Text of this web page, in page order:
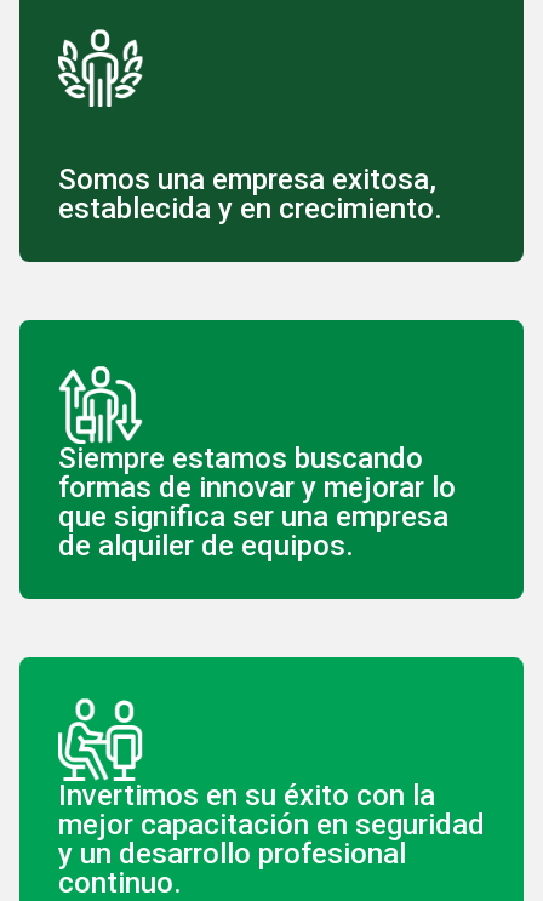
Somos una empresa exitosa,
establecida y en crecimiento.
Siempre estamos buscando
formas de innovar y mejorar lo
que significa ser una empresa
de alquiler de equipos.
Invertimos en su éxito con la
mejor capacitación en seguridad
y un desarrollo profesional
continuo.